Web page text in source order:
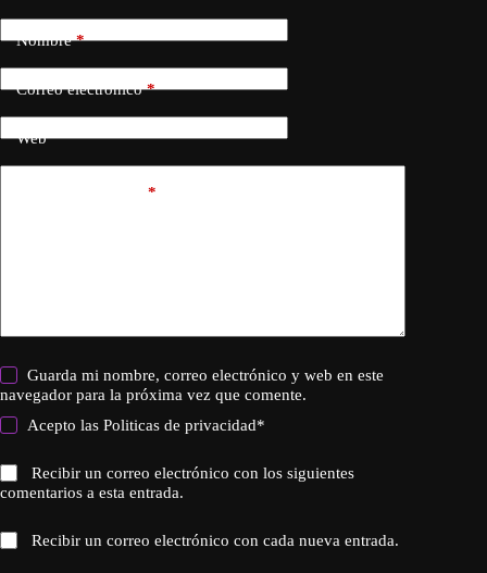
Nombre*
Correo electrónico*
Web
*
Guarda mi nombre, correo electrónico y web en este
navegador para la próxima vez que comente.
Acepto lasPoliticas de privacidad*
Recibir un correo electrónico con los siguientes
comentarios a esta entrada.
Recibir un correo electrónico con cada nueva entrada.